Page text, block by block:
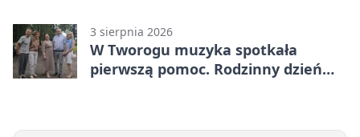
3 sierpnia 2026
W Tworogu muzyka spotkała
pierwszą pomoc. Rodzinny dzień